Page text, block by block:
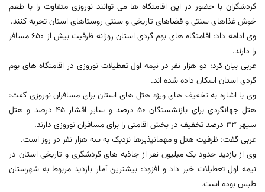
گردشگران با حضور در این اقامتگاه ها می توانند نوروزی متفاوت را با طعم
خوش غذاهای سنتی و فضاهای تاریخی و سنتی روستاهای استان تجربه کنند.
وی ادامه داد: اقامتگاه های بوم گردی استان روزانه ظرفیت بیش از 650 مسافر
را دارند.
عربی بیان کرد: دو هزار نفر در نیمه اول تعطیلات نوروزی در اقامتگاه های بوم
گردی استان اسکان داده شده اند.
وی با اشاره به تخفیف های ویژه هتل های استان برای مسافران نوروزی گفت:
هتل جهانگردی برای بازنشستگان 50 درصد و سایر اقشار 45 درصد و هتل
سپهر 33 درصد تخفیف در بخش اقامتی را برای مسافران نوروزی دارند.
عربی گفت: ظرفیت هتل و مهمانپذیرها نزدیک به سه هزار نفر در روز است.
وی از بازدید حدود یک میلیون نفر از جاذبه های گردشگری و تاریخی استان در
نیمه اول تعطیلات خبر داد و افزود: بیشترین آمار بازدید مربوط به شهرستان
طبس بوده است.